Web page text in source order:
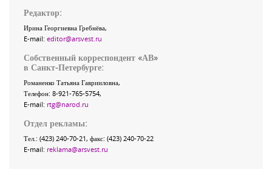
Редактор:
Ирина Георгиевна Гребнёва,
E-mail: editor@arsvest.ru
Собственный корреспондент «АВ»
в Санкт-Петербурге:
Романенко Татьяна Гаврииловна,
Телефон: 8-921-765-5754,
E-mail: rtg@narod.ru
Отдел рекламы:
Тел.: (423) 240-70-21, факс: (423) 240-70-22
E-mail: reklama@arsvest.ru